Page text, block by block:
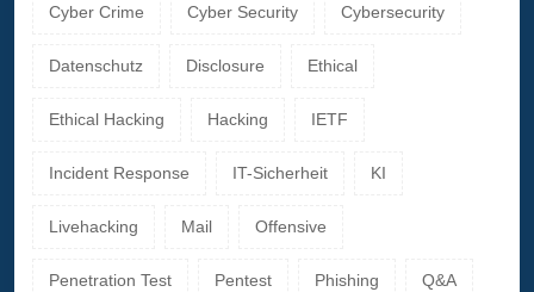
Cyber Crime Cyber Security Cybersecurity
Datenschutz Disclosure Ethical
Ethical Hacking Hacking IETF
Incident Response IT-Sicherheit KI
Livehacking Mail Offensive
Penetration Test Pentest Phishing Q&A